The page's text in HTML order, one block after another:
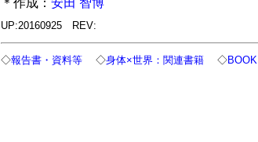
UP:20160925 REV:
◇報告書・資料等 ◇身体×世界：関連書籍◇BOOK